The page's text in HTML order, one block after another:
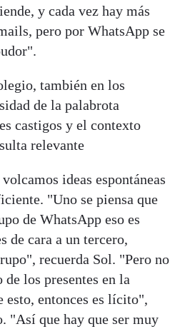
y cada vez hay más
pero por WhatsApp se
también en los
de la palabrota
castigos y el contexto
relevante
ideas espontáneas
"Uno se piensa que
de WhatsApp eso es
de cara a un tercero,
recuerda Sol. "Pero no
los presentes en la
esto, entonces es lícito",
"Así que hay que ser muy